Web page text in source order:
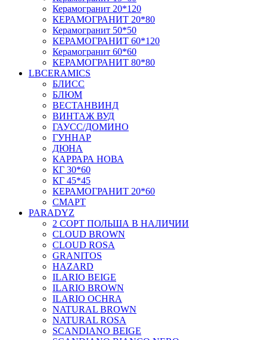
Керамогранит 20*120
КЕРАМОГРАНИТ 20*80
Керамогранит 50*50
КЕРАМОГРАНИТ 60*120
Керамогранит 60*60
КЕРАМОГРАНИТ 80*80
LBCERAMICS
БЛИСС
БЛЮМ
ВЕСТАНВИНД
ВИНТАЖ ВУД
ГАУСС/ДОМИНО
ГУННАР
ДЮНА
КАРРАРА НОВА
КГ 30*60
КГ 45*45
КЕРАМОГРАНИТ 20*60
СМАРТ
PARADYZ
2 СОРТ ПОЛЬША В НАЛИЧИИ
CLOUD BROWN
CLOUD ROSA
GRANITOS
HAZARD
ILARIO BEIGE
ILARIO BROWN
ILARIO OCHRA
NATURAL BROWN
NATURAL ROSA
SCANDIANO BEIGE